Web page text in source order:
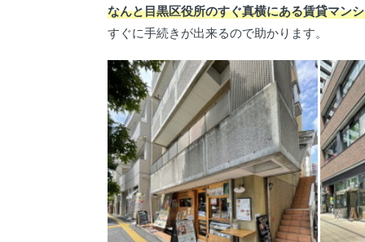
なんと目黒区役所のすぐ真横にある賃貸マン
すぐに手続きが出来るので助かります。